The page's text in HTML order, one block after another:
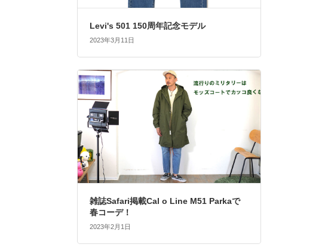
Levi's 501 150周年記念モデル
2023年3月11日
雑誌Safari掲載Cal o Line M51 Parkaで
春コーデ！
2023年2月1日